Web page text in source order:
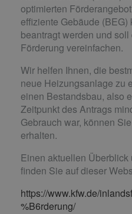
optimierten
effiziente Gebäude (BEG)
beantragt werden und
Förderung vereinfachen.
Wir helfen Ihnen, die
neue Heizungsanlage zu
einen Bestandsbau, also
Zeitpunkt des Antrags
Gebrauch war, können
erhalten.
Einen aktuellen
finden Sie auf dieser
https://www.kfw.de/
%B6rderung/